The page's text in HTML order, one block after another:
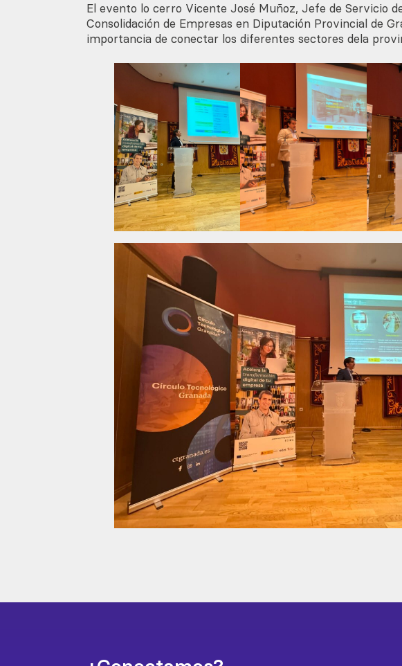
El evento lo cerro Vicente José Muñoz, Jefe de Servicio
Consolidación de Empresas en Diputación Provincial de
importancia de conectar los diferentes sectores dela